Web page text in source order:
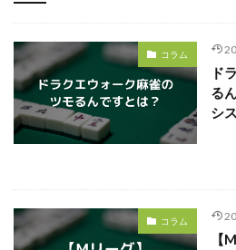
コラム
ド
る
シ
コラム
【